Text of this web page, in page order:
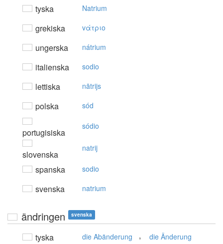
tyska Natrium
grekiska vάτριo
ungerska nátrium
italienska sodio
lettiska nātrijs
polska sód
portugisiska
sódio
slovenska
natrij
spanska sodio
svenska natrium
ändringen svenska
tyska die Abänderung , die Änderung